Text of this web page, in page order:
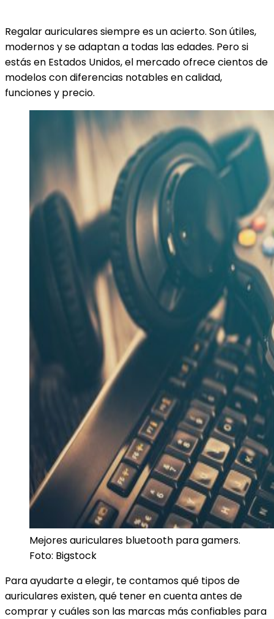
Regalar auriculares siempre es un acierto. Son útiles,
modernos y se adaptan a todas las edades. Pero si
estás en Estados Unidos, el mercado ofrece cientos de
modelos con diferencias notables en calidad,
funciones y precio.
Mejores auriculares bluetooth para gamers.
Foto: Bigstock
Para ayudarte a elegir, te contamos qué tipos de
auriculares existen, qué tener en cuenta antes de
comprar y cuáles son las marcas más confiables para